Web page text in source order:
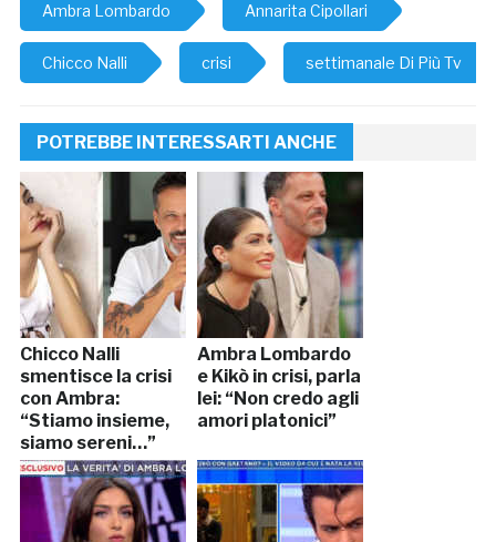
Ambra Lombardo Annarita Cipollari
Chicco Nalli crisi settimanale Di Più Tv
POTREBBE INTERESSARTI ANCHE
Chicco Nalli
smentisce la crisi
con Ambra:
“Stiamo insieme,
siamo sereni…”
Ambra Lombardo
e Kikò in crisi, parla
lei: “Non credo agli
amori platonici”